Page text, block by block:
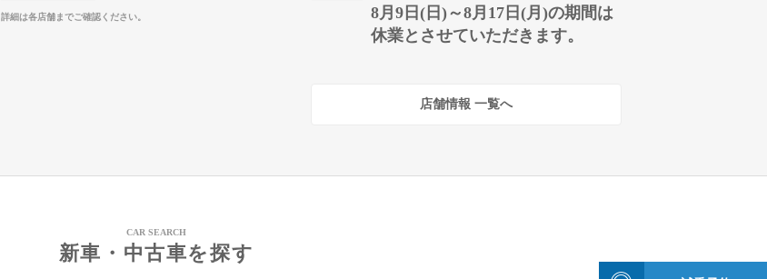
詳細は各店舗までご確認ください。
8月9日(日)～8月17日(月)の期間は
休業とさせていただきます。
店舗情報 一覧へ
CAR SEARCH
新車・中古車を探す